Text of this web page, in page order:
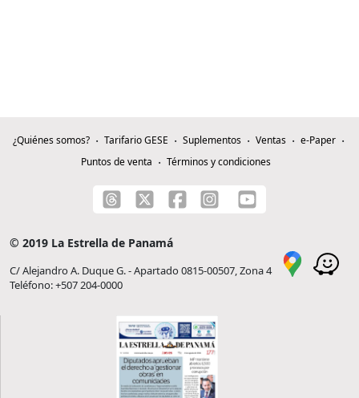
¿Quiénes somos? Tarifario GESE Suplementos Ventas
e-Paper
Puntos de venta
Términos y condiciones
© 2019 La Estrella de Panamá
C/ Alejandro A. Duque G. - Apartado 0815-00507, Zona 4
Teléfono: +507 204-0000